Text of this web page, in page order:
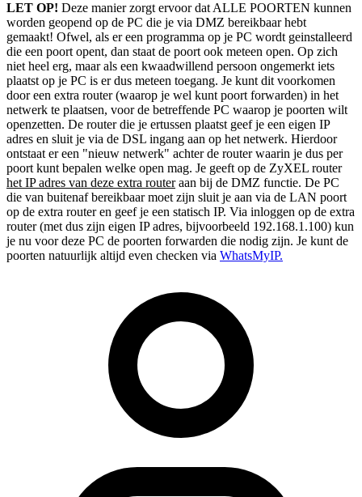
LET OP! Deze manier zorgt ervoor dat ALLE POORTEN kunnen
worden geopend op de PC die je via DMZ bereikbaar hebt
gemaakt! Ofwel, als er een programma op je PC wordt geinstalleerd
die een poort opent, dan staat de poort ook meteen open. Op zich
niet heel erg, maar als een kwaadwillend persoon ongemerkt iets
plaatst op je PC is er dus meteen toegang. Je kunt dit voorkomen
door een extra router (waarop je wel kunt poort forwarden) in het
netwerk te plaatsen, voor de betreffende PC waarop je poorten wilt
openzetten. De router die je ertussen plaatst geef je een eigen IP
adres en sluit je via de DSL ingang aan op het netwerk. Hierdoor
ontstaat er een "nieuw netwerk" achter de router waarin je dus per
poort kunt bepalen welke open mag. Je geeft op de ZyXEL router
het IP adres van deze extra routeraan bij de DMZ functie. De PC
die van buitenaf bereikbaar moet zijn sluit je aan via de LAN poort
op de extra router en geef je een statisch IP. Via inloggen op de extra
router (met dus zijn eigen IP adres, bijvoorbeeld 192.168.1.100) kun
je nu voor deze PC de poorten forwarden die nodig zijn. Je kunt de
poorten natuurlijk altijd even checken via WhatsMyIP.